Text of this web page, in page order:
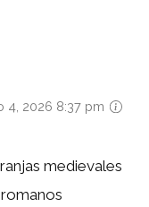
4, 2026 8:37 pm
medievales